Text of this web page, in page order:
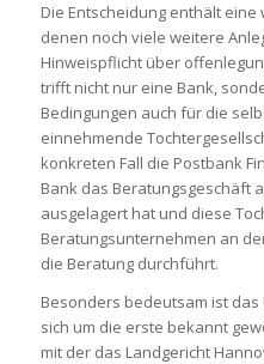
Die Entscheidung enthält
denen noch viele weitere
Hinweispflicht über
trifft nicht nur eine Bank,
Bedingungen auch für die
einnehmende
konkreten Fall die Postbank
Bank das Beratungsgeschäft
ausgelagert hat und diese
Beratungsunternehmen an
die Beratung durchführt.
Besonders bedeutsam ist das
sich um die erste bekannt
mit der das Landgericht